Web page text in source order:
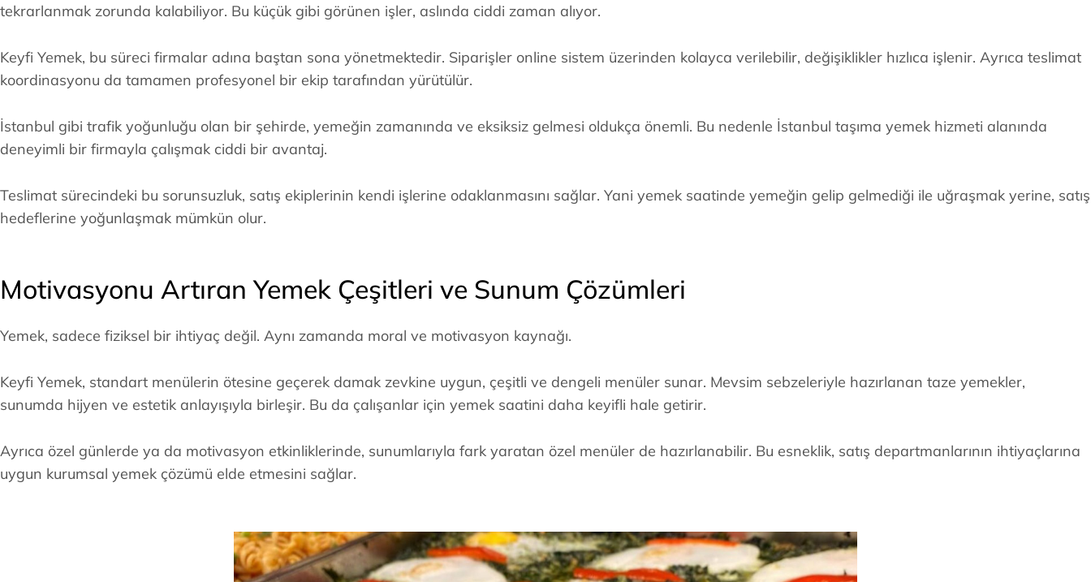
tekrarlanmak zorunda kalabiliyor. Bu küçük gibi görünen işler, aslında ciddi zaman alıyor.
Keyfi Yemek, bu süreci firmalar adına baştan sona yönetmektedir. Siparişler online sistem üzerinden kolayca verilebilir, değişiklikler hızlıca işlenir. Ayrıca teslimat
koordinasyonu da tamamen profesyonel bir ekip tarafından yürütülür.
İstanbul gibi trafik yoğunluğu olan bir şehirde, yemeğin zamanında ve eksiksiz gelmesi oldukça önemli. Bu nedenle İstanbul taşıma yemek hizmeti alanında
deneyimli bir firmayla çalışmak ciddi bir avantaj.
Teslimat sürecindeki bu sorunsuzluk, satış ekiplerinin kendi işlerine odaklanmasını sağlar. Yani yemek saatinde yemeğin gelip gelmediği ile uğraşmak yerine, satış
hedeflerine yoğunlaşmak mümkün olur.
Motivasyonu Artıran Yemek Çeşitleri ve Sunum Çözümleri
Yemek, sadece fiziksel bir ihtiyaç değil. Aynı zamanda moral ve motivasyon kaynağı.
Keyfi Yemek, standart menülerin ötesine geçerek damak zevkine uygun, çeşitli ve dengeli menüler sunar. Mevsim sebzeleriyle hazırlanan taze yemekler,
sunumda hijyen ve estetik anlayışıyla birleşir. Bu da çalışanlar için yemek saatini daha keyifli hale getirir.
Ayrıca özel günlerde ya da motivasyon etkinliklerinde, sunumlarıyla fark yaratan özel menüler de hazırlanabilir. Bu esneklik, satış departmanlarının ihtiyaçlarına
uygun kurumsal yemek çözümü elde etmesini sağlar.